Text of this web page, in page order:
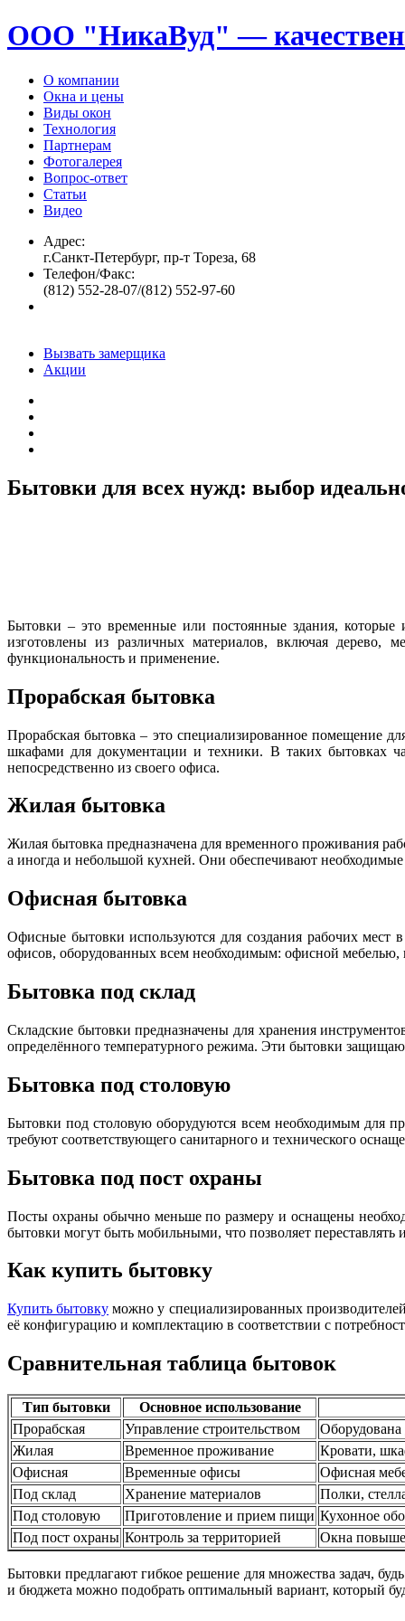
ООО "НикаВуд" —
О компании
Окна и цены
Виды окон
Технология
Партнерам
Фотогалерея
Вопрос-ответ
Статьи
Видео
Адрес:
г.Санкт-Петербург, пр-т Тореза, 68
Телефон/Факс:
(812) 552-28-07/(812) 552-97-60
Вызвать замерщика
Акции
Бытовки для всех нужд: выбор
Бытовки – это временные или постоянные здания,
изготовлены из различных материалов, включая дерево,
функциональность и применение.
Прорабская бытовка
Прорабская бытовка – это специализированное помещение
шкафами для документации и техники. В таких бытовках
непосредственно из своего офиса.
Жилая бытовка
Жилая бытовка предназначена для временного проживания
а иногда и небольшой кухней. Они обеспечивают
Офисная бытовка
Офисные бытовки используются для создания рабочих мест
офисов, оборудованных всем необходимым: офисной
Бытовка под склад
Складские бытовки предназначены для хранения
определённого температурного режима. Эти бытовки
Бытовка под столовую
Бытовки под столовую оборудуются всем необходимым для
требуют соответствующего санитарного и технического
Бытовка под пост охраны
Посты охраны обычно меньше по размеру и оснащены
бытовки могут быть мобильными, что позволяет переставлять
Как купить бытовку
Купить бытовку можно у специализированных
её конфигурацию и комплектацию в соответствии с
Сравнительная таблица бытовок
Тип бытовки Основное использование
Прорабская
Управление строительством
Жилая
Временное проживание
Кровати,
Офисная
Временные офисы
Офисная
Под склад
Хранение материалов
Полки,
Под столовую
Приготовление и прием пищи Кухонное
Под пост охраны Контроль за территорией Окна
Бытовки предлагают гибкое решение для множества задач,
и бюджета можно подобрать оптимальный вариант, который